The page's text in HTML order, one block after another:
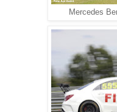
Mercedes